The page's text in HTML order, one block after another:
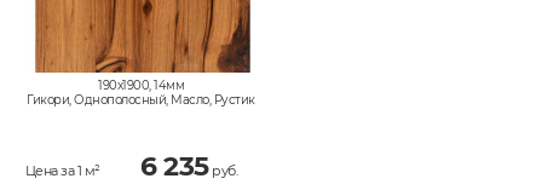
190x1900, 14мм
Гикори, Однополосный, Масло, Рустик
Цена за 1 м² 6 235руб.